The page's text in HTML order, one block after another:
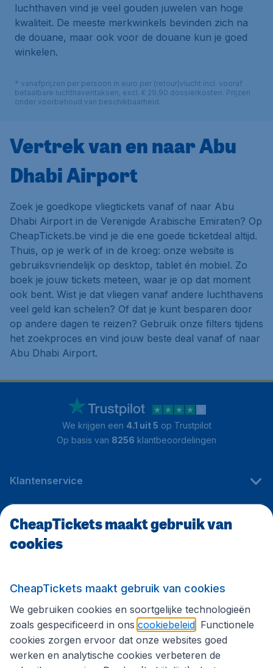
luchthaven vind je veel gouden juwelen van hoge
kwaliteit. De meeste merkwinkels bevinden zich na
de douane, maar ook voor de douane kun je goed
winkelen.
* vanafprijzen per persoon in euro per (retour)vlucht incl. vooraf
betaalbare luchthaventaksen, excl. € 29,90 dossierkosten. Prijzen
onder voorbehoud van beschikbaarheid.
Vertrek van en naar Abu
Dhabi Airport
Zoek je goedkope vliegtickets vanaf of naar Abu
Dhabi Airport in de Verenigde Arabische Emiraten? Op
CheapTickets.be vind je die ene goede ticketdeal altijd.
Thuis, op je werk of in de kroeg: onze website is
gebruiksvriendelijk op desktop, tablet én mobiel. Zo
boek je jouw tickets meteen, waar je op dat moment
ook bent. Wist je dat vliegen vanaf andere luchthavens
veel geld kan schelen? Of dat je kunt besparen door
op andere dagen te reizen? Gebruik onze filters tijdens
het zoekproces en vind jouw beste deal vanaf of naar
Abu Dhabi Airport.
We krijgen een 4.1 uit 5 op Trustpilot
Op basis van 8256 klantbeoordelingen
Klantenservice
CheapTickets.be
Volg CheapTickets.be
CheapTickets maakt gebruik van
cookies
CheapTickets maakt gebruik van cookies
We gebruiken cookies en soortgelijke technologieën
zoals gespecificeerd in ons cookiebeleid . Functionele
cookies zorgen ervoor dat onze websites goed
werken en analytische cookies verbeteren de